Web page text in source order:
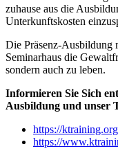
zuhause aus die
Unterkunftskosten
Die Präsenz-Ausbildung
Seminarhaus die
sondern auch zu leben.
Informieren Sie Sich
Ausbildung und unser
https://
https://